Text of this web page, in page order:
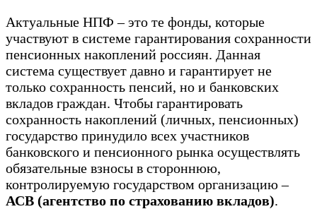
Актуальные НПФ – это те фонды, которые
участвуют в системе гарантирования сохранности
пенсионных накоплений россиян. Данная
система существует давно и гарантирует не
только сохранность пенсий, но и банковских
вкладов граждан. Чтобы гарантировать
сохранность накоплений (личных, пенсионных)
государство принудило всех участников
банковского и пенсионного рынка осуществлять
обязательные взносы в стороннюю,
контролируемую государством организацию –
АСВ (агентство по страхованию вкладов).